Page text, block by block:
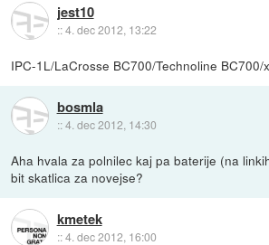
jest10
::4. dec 2012, 13:22
IPC-1L/LaCrosse BC700/Technoline
bosmla
::4. dec 2012, 14:30
Aha hvala za polnilec kaj pa baterije (na
bit skatlica za novejse?
kmetek
::4. dec 2012, 16:00